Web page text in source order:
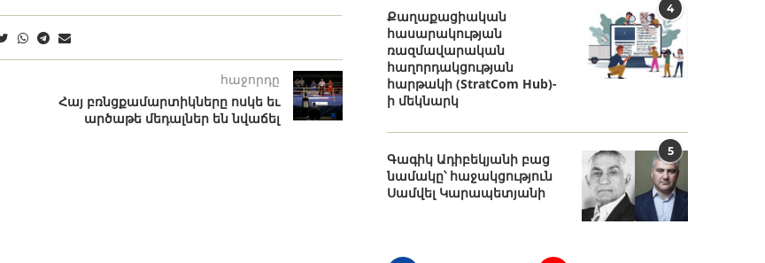
հաջորդը
Հայ բռնցքամարտիկները ոսկե եւ
արծաթե մեդալներ են նվաճել
4
Քաղաքացիական
հասարակության
ռազմավարական
հաղորդակցության
հարթակի (StratCom Hub)-
ի մեկնարկ
5
Գագիկ Ադիբեկյանի բաց
նամակը՝ հաջակցություն
Սամվել Կարապետյանի